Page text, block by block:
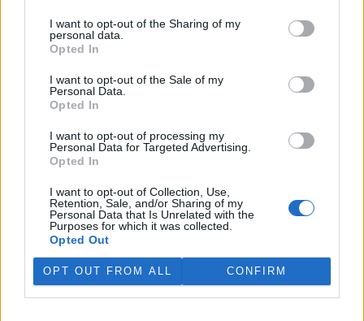
I want to opt-out of the Sharing of my
personal data.
Opted In
I want to opt-out of the Sale of my
Personal Data.
Opted In
I want to opt-out of processing my
Personal Data for Targeted Advertising.
Opted In
I want to opt-out of Collection, Use,
Retention, Sale, and/or Sharing of my
Personal Data that Is Unrelated with the
Purposes for which it was collected.
Opted Out
OPT OUT FROM ALL CONFIRM
Kilian Kaminski: Evropa slibuje právo na opravu.
Budou ale opravy skutečně levnější?
Diskuse: 41
Členské státy nyní převádějí
legislativy. Podle společnosti
refurbed, evropským
marketplace s repasovanou elektronikou, však mohou i po
zavedení nových pravidel zůstat náklady na opravy natolik vysoké,
že pro spotřebitele bude stále výhodnější koupit nové zařízení.
Směrnice má přitom usnadnit opravy elektroniky i po skončení
záruční doby, zlepšit dostupnost náhradních dílů a zabránit
výrobcům, aby zásahy do zařízení zbytečně komplikovali nebo
znemožňovali. Nestanovuje však konkrétní cenový limit ani
způsob výpočtu ceny náhradních dílů a oprav.